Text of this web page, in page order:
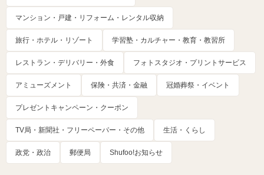
マンション・戸建・リフォーム・レンタル収納
旅行・ホテル・リゾート 学習塾・カルチャー・教育・教習所
レストラン・デリバリー・外食 フォトスタジオ・プリントサービス
アミューズメント 保険・共済・金融 冠婚葬祭・イベント
プレゼントキャンペーン・クーポン
TV局・新聞社・フリーペーパー・その他 生活・くらし
政党・政治 郵便局 Shufoo!お知らせ